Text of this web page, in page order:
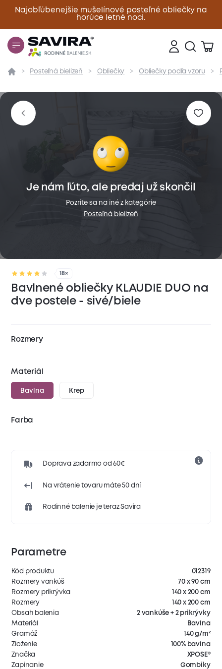
Najobľúbenejšie mušelínové posteľné obliečky na
horúce letné noci.
Zavrieť
Prehľad Parametre Popis produktu
Posteľná bielizeň Obliečky Obliečky podľa vzoru
18×
Bavlnené obliečky KLAUDIE DUO na
dve postele - sivé/biele
Rozmery
Materiál
Bavlna Krep
Farba
Doprava zadarmo od 60€
Na vrátenie tovaru máte 50 dní
Rodinné balenie je teraz Savira
Je nám ľúto, ale predaj už skončil
Pozrite sa na iné z kategórie
Posteľná bielizeň
Parametre
Kód produktu
012319
Rozmery vankúš
70 x 90 cm
Rozmery prikrývka
140 x 200 cm
Rozmery
140 x 200 cm
Obsah balenia
2 vankúše + 2 prikrývky
Materiál
Bavlna
Gramáž
140 g/m²
Zloženie
100% bavlna
Značka
XPOSE®
Zapínanie
Gombíky